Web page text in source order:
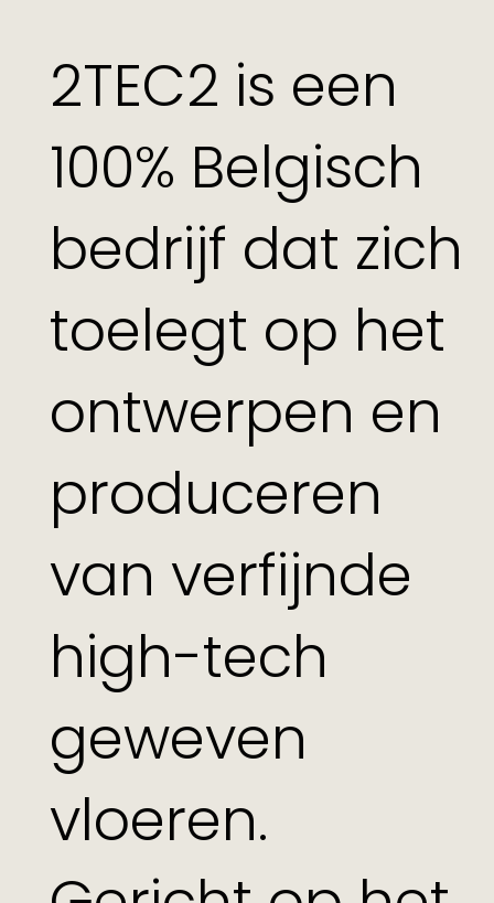
2TEC2 is een
100% Belgisch
bedrijf dat zich
toelegt op het
ontwerpen en
produceren
van verfijnde
high-tech
geweven
vloeren.